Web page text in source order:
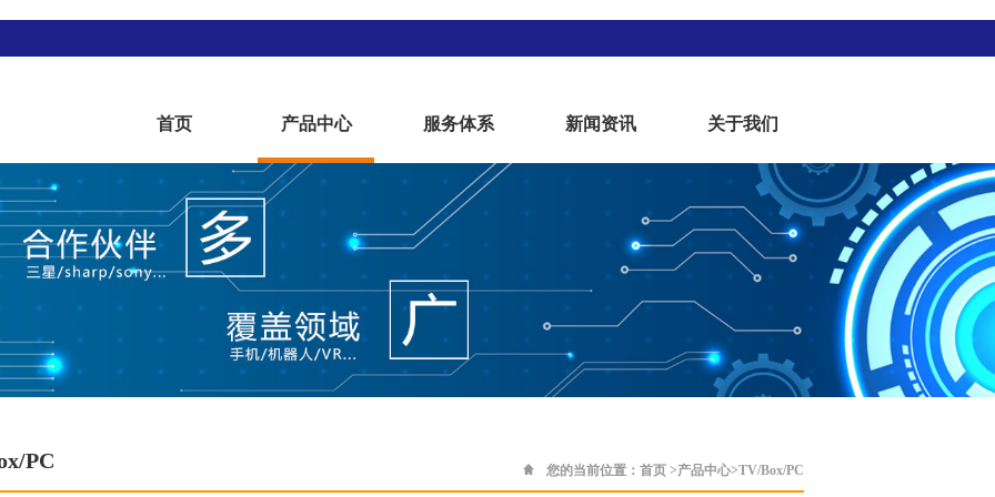
首页 产品中心 服务体系 新闻资讯 关于我们
PC 您的当前位置： 首页 >产品中心>TV/Box/PC